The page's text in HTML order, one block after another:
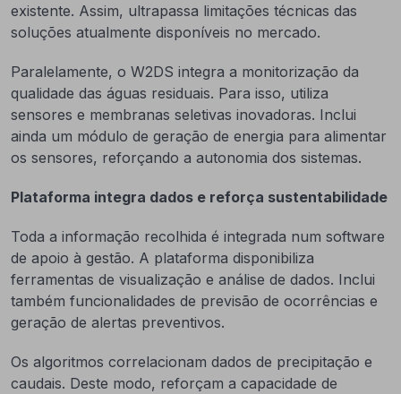
existente. Assim, ultrapassa limitações técnicas das
soluções atualmente disponíveis no mercado.
Paralelamente, o W2DS integra a monitorização da
qualidade das águas residuais. Para isso, utiliza
sensores e membranas seletivas inovadoras. Inclui
ainda um módulo de geração de energia para alimentar
os sensores, reforçando a autonomia dos sistemas.
Plataforma integra dados e reforça sustentabilidade
Toda a informação recolhida é integrada num software
de apoio à gestão. A plataforma disponibiliza
ferramentas de visualização e análise de dados. Inclui
também funcionalidades de previsão de ocorrências e
geração de alertas preventivos.
Os algoritmos correlacionam dados de precipitação e
caudais. Deste modo, reforçam a capacidade de